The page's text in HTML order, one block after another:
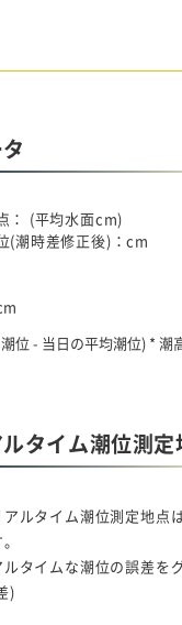
： (平均水面cm)
(潮時差修正後)：cm
位 - 当日の平均潮位) * 潮
タイム潮位測定
ルタイム潮位測定地点
タイムな潮位の誤差を
)